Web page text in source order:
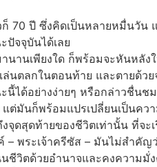
70 ปี ซึ่งคิดเป็นหลายหมื่นวัน
จจุบันได้เลย
นานเพียงใด ก็พร้อมจะหันหลั
นตลกในตอนท้าย และตายด้ว
ได้อย่างง่ายๆ หรือกล่าวชื่น
นก็พร้อมแปรเปลี่ยนเป็นคว
ดสุดท้ายของชีวิตเท่านั้น ที่จะ
– พระเจ้าครีซัส – มันไม่สำ
นชีวิตด้วยอำนาจและคงความ